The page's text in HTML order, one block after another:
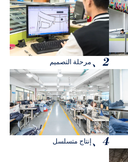
2、 مرحلة التصميم
4、 إنتاج متسلسل